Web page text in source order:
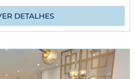
DETALHES